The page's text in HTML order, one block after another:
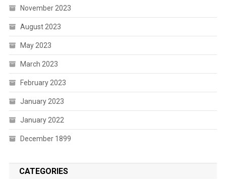
November 2023
August 2023
May 2023
March 2023
February 2023
January 2023
January 2022
December 1899
CATEGORIES